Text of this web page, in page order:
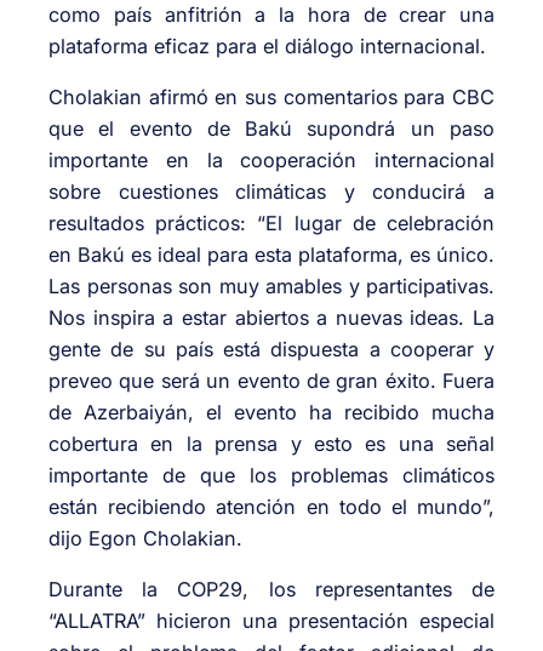
como país anfitrión a la hora de crear una
plataforma eficaz para el diálogo internacional.
Cholakian afirmó en sus comentarios para CBC
que el evento de Bakú supondrá un paso
importante en la cooperación internacional
sobre cuestiones climáticas y conducirá a
resultados prácticos: “El lugar de celebración
en Bakú es ideal para esta plataforma, es único.
Las personas son muy amables y participativas.
Nos inspira a estar abiertos a nuevas ideas. La
gente de su país está dispuesta a cooperar y
preveo que será un evento de gran éxito. Fuera
de Azerbaiyán, el evento ha recibido mucha
cobertura en la prensa y esto es una señal
importante de que los problemas climáticos
están recibiendo atención en todo el mundo”,
dijo Egon Cholakian.
Durante la COP29, los representantes de
“ALLATRA” hicieron una presentación especial